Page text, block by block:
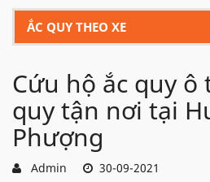
ẮC QUY THEO XE
Cứu hộ ắc quy ô
quy tận nơi tại
Phượng
Admin 30-09-2021